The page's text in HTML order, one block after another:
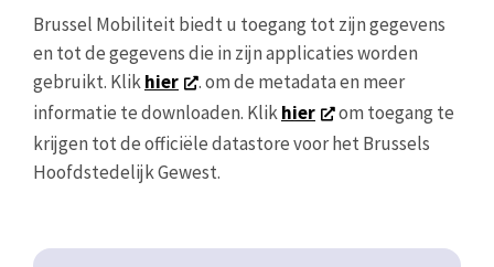
Brussel Mobiliteit biedt u toegang tot zijn gegevens
en tot de gegevens die in zijn applicaties worden
gebruikt. Klikhier
. om de metadata en meer
informatie te downloaden. Klikhier
om toegang te
krijgen tot de officiële datastore voor het Brussels
Hoofdstedelijk Gewest.